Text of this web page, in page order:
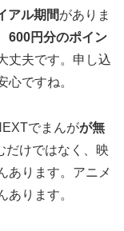
アル期間がありま
600円分のポイン
丈夫です。申し込
ですね。
でまんがが無
だけではなく、映
あります。アニメ
あります。